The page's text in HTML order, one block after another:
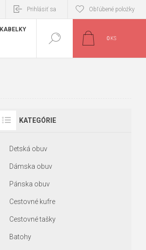
Prihlásiť sa Obľúbené položky
KABELKY
0 KS
KATEGÓRIE
Detská obuv
Dámska obuv
Pánska obuv
Cestovné kufre
Cestovné tašky
Batohy